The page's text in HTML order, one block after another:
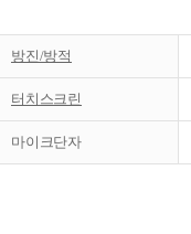
방진/방적
터치스크린
마이크단자